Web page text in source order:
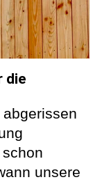
die
unsere